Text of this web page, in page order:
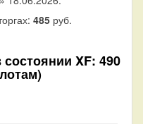
485руб.
XF: 490